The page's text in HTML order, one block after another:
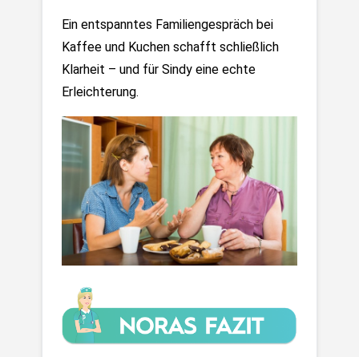
Ein entspanntes Familiengespräch bei
Kaffee und Kuchen schafft schließlich
Klarheit – und für Sindy eine echte
Erleichterung.